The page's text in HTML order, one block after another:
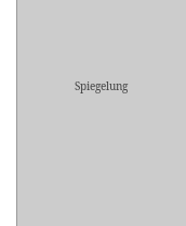
Spiegelung